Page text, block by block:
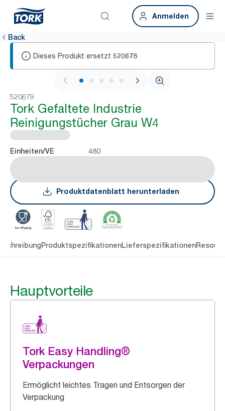
Anmelden
Back
Dieses Produkt ersetzt 520678
1 / 6
520679
Tork Gefaltete Industrie
Reinigungstücher Grau W4
Einheiten/VE 480
Produktdatenblatt herunterladen
ProduktspezifikationenLieferspezifikationen
Hauptvorteile
Tork Easy Handling®
Verpackungen
Ermöglicht leichtes Tragen und Entsorgen der
Verpackung